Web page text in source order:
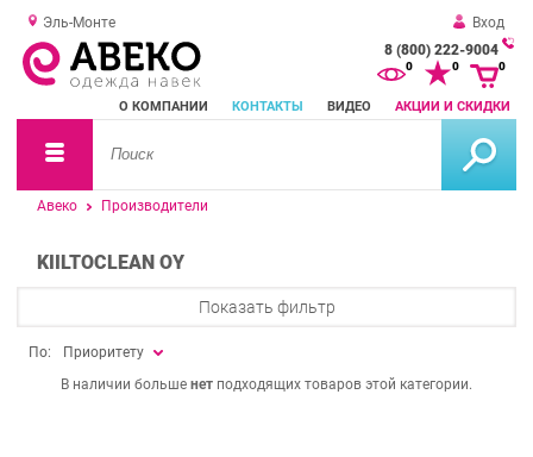
Эль-Монте
Вход
8 (800) 222-9004
О КОМПАНИИ КОНТАКТЫ ВИДЕО АКЦИИ И СКИДКИ
0 0 0
Авеко Производители
KIILTOCLEAN OY
Показать фильтр
По:
Приоритету
В наличии больше нет подходящих товаров этой категории.